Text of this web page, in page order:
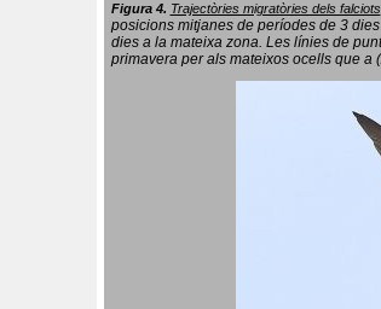
Figura 4. Trajectòries migratòries dels falciots.
posicions mitjanes de períodes de 3
dies a la mateixa zona. Les línies de
primavera per als mateixos ocells que a